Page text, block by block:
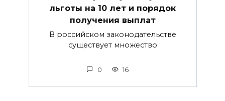
льготы на 10 лет и порядок
получения выплат
В российском законодательстве
существует множество
0 16